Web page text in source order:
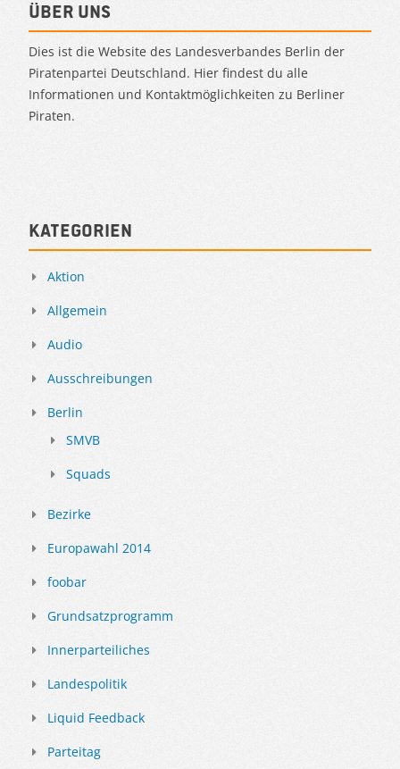
Über uns
Dies ist die Website des Landesverbandes Berlin der
Piratenpartei Deutschland. Hier findest du alle
Informationen und Kontaktmöglichkeiten zu Berliner
Piraten.
Kategorien
Aktion
Allgemein
Audio
Ausschreibungen
Berlin
SMVB
Squads
Bezirke
Europawahl 2014
foobar
Grundsatzprogramm
Innerparteiliches
Landespolitik
Liquid Feedback
Parteitag